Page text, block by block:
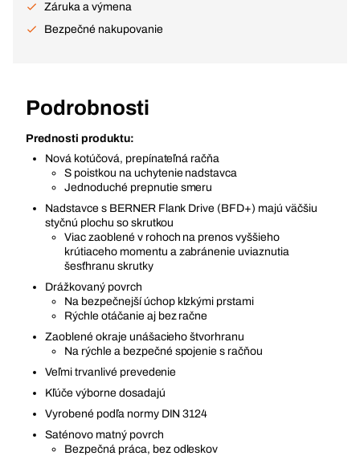
Záruka a výmena
Bezpečné nakupovanie
Podrobnosti
Prednosti produktu:
Nová kotúčová, prepínateľná račňa
S poistkou na uchytenie nadstavca
Jednoduché prepnutie smeru
Nadstavce s BERNER Flank Drive (BFD+) majú väčšiu
styčnú plochu so skrutkou
Viac zaoblené v rohoch na prenos vyššieho
krútiaceho momentu a zabránenie uviaznutia
šesťhranu skrutky
Drážkovaný povrch
Na bezpečnejší úchop klzkými prstami
Rýchle otáčanie aj bez račne
Zaoblené okraje unášacieho štvorhranu
Na rýchle a bezpečné spojenie s račňou
Veľmi trvanlivé prevedenie
Kľúče výborne dosadajú
Vyrobené podľa normy DIN 3124
Saténovo matný povrch
Bezpečná práca, bez odleskov